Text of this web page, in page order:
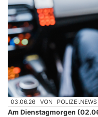
03.06.26 VON
Am Dienstagmorgen